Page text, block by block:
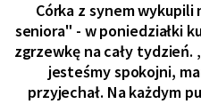
Córka z synem wykupili
seniora" - w poniedziałki
zgrzewkę na cały tydzień.
jesteśmy spokojni,
przyjechał. Na każdym